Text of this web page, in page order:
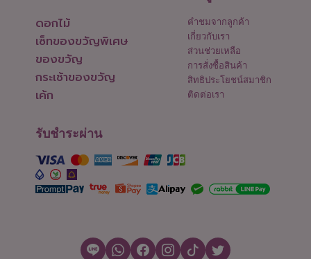
ดอกไม้
เซ็ทของขวัญพิเศษ
ของขวัญ
กระเช้าของขวัญ
เค้ก
คำชมจากลูกค้า
เกี่ยวกับเรา
ส่วนช่วยเหลือ
การสั่งซื้อสินค้า
สิทธิประโยชน์สมาชิก
ติดต่อเรา
รับชำระผ่าน